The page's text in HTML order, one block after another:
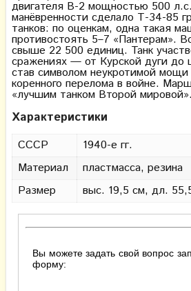
двигателя В-2 мощностью 500
манёвренности сделало Т-34-85
танков: по оценкам, одна такая
противостоять 5–7 «Пантерам».
свыше 22 500 единиц. Танк
сражениях — от Курской дуги до
став символом неукротимой
коренного перелома в войне.
«лучшим танком Второй мировой».
Характеристики
СССР
1940-е гг.
Материал
пластмасса, резина
Размер
выс. 19,5 см, дл.
Вы можете задать свой вопрос
форму: